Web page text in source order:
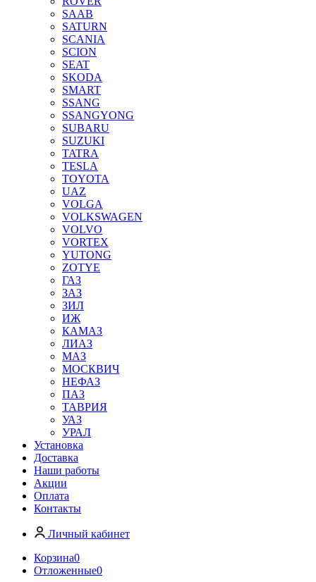
SAAB
SATURN
SCANIA
SCION
SEAT
SKODA
SMART
SSANG
SSANGYONG
SUBARU
SUZUKI
TATRA
TESLA
TOYOTA
UAZ
VOLGA
VOLKSWAGEN
VOLVO
VORTEX
YUTONG
ZOTYE
ГАЗ
ЗАЗ
ЗИЛ
ИЖ
КАМАЗ
ЛИАЗ
МАЗ
МОСКВИЧ
НЕФАЗ
ПАЗ
ТАВРИЯ
УАЗ
УРАЛ
Установка
Доставка
Наши работы
Акции
Оплата
Контакты
Личный кабинет
Корзина0
Отложенные0